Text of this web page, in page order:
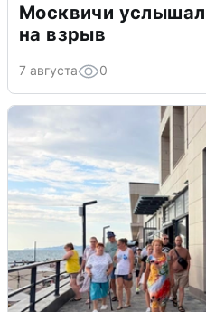
Москвичи
на взрыв
7 августа 0